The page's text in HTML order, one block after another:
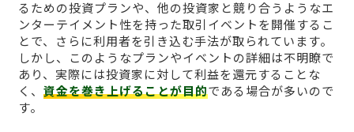
るための投資プランや、他の投資家と競り合うようなエ
ンターテイメント性を持った取引イベントを開催するこ
とで、さらに利用者を引き込む手法が取られています。
しかし、このようなプランやイベントの詳細は不明瞭で
あり、実際には投資家に対して利益を還元することな
く、 資金を巻き上げることが目的である場合が多いので
す。